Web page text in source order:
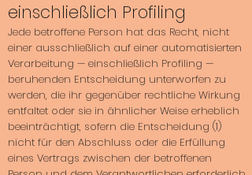
einschließlich Profiling
Jede betroffene Person hat das Recht, nicht
einer ausschließlich auf einer automatisierten
Verarbeitung — einschließlich Profiling —
beruhenden Entscheidung unterworfen zu
werden, die ihr gegenüber rechtliche Wirkung
entfaltet oder sie in ähnlicher Weise erheblich
beeinträchtigt, sofern die Entscheidung (1)
nicht für den Abschluss oder die Erfüllung
eines Vertrags zwischen der betroffenen